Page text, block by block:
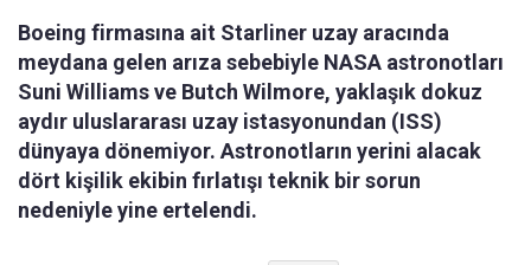
Boeing firmasına ait Starliner uzay aracında
meydana gelen arıza sebebiyle NASA astronotları
Suni Williams ve Butch Wilmore, yaklaşık dokuz
aydır uluslararası uzay istasyonundan (ISS)
dünyaya dönemiyor. Astronotların yerini alacak
dört kişilik ekibin fırlatışı teknik bir sorun
nedeniyle yine ertelendi.